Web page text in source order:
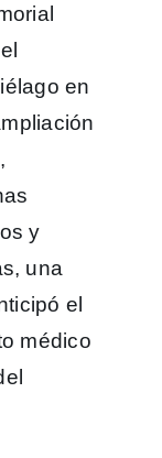
en
y
una
el
médico